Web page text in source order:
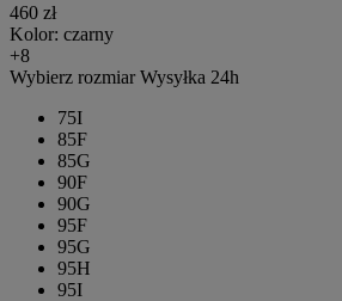
460 zł
Kolor: czarny
+8
Wybierz rozmiar Wysyłka 24h
75I
85F
85G
90F
90G
95F
95G
95H
95I